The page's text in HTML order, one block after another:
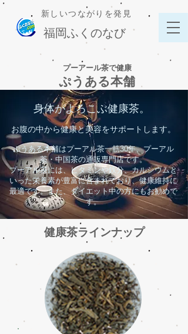
​福岡ふくのなび
新しいつながりを発見
​プーアール茶で健康
ぷうある本舗
身体がよろこぶ健康茶。
お腹の中から健康と美容をサポートします。
ぷうある本舗はプーアル茶一筋30年、プーアル
茶・中国茶の通販専門店です。
プーアル茶には、ビタミンや鉄分、カルシウムと
いった栄養素が豊富に含まれており、健康維持に
最適です。また、ダイエット中の方にもお勧めで
す。
健康茶ラインナップ